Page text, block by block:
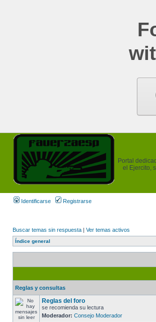
Portal
el Ejercito,
Identificarse Registrarse
Buscar temas sin respuesta | Ver temas activos
Índice general
Reglas y consultas
Reglas del foro
se recomienda su lectura
Moderador: Consejo Moderador